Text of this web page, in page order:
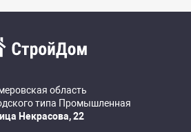
область
типа Промышленная
Некрасова, 22